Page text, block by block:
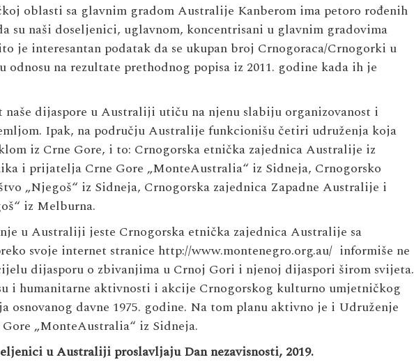
oblasti sa glavnim gradom Australije Kanberom ima petoro rođenih
su naši doseljenici, uglavnom, koncentrisani u glavnim gradovima
je interesantan podatak da se ukupan broj Crnogoraca/Crnogorki u
na rezultate prethodnog popisa iz 2011. godine kada ih je
dijaspore u Australiji utiču na njenu slabiju organizovanost i
Ipak, na području Australije funkcionišu četiri udruženja koja
iz Crne Gore, i to: Crnogorska etnička zajednica Australije iz
i prijatelja Crne Gore „MonteAustralia“ iz Sidneja, Crnogorsko
„Njegoš“ iz Sidneja, Crnogorska zajednica Zapadne Australije i
iz Melburna.
u Australiji jeste Crnogorska etnička zajednica Australije sa
svoje internet stranice http://www.montenegro.org.au/informiše ne
dijasporu o zbivanjima u Crnoj Gori i njenoj dijaspori širom svijeta.
i humanitarne aktivnosti i akcije Crnogorskog kulturno umjetničkog
osnovanog davne 1975. godine. Na tom planu aktivno je i Udruženje
„MonteAustralia“ iz Sidneja.
u Australiji proslavljaju Dan nezavisnosti, 2019.